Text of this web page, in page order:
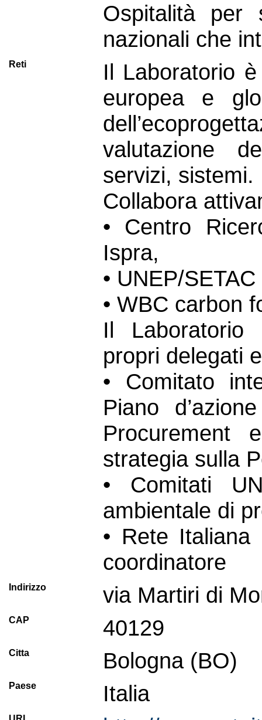
Ospitalità per
nazionali che
Reti
Il Laboratorio
europea e
valutazione
servizi, sistemi.
Collabora
• Centro
Ispra,
• UNEP/
• WBC carbon
Il Laboratorio
propri delegati
• Comitato
Piano
strategia sulla
• Comitati
ambientale di
• Rete
coordinatore
Indirizzo via Martiri di
CAP 40129
Citta Bologna (BO)
Paese Italia